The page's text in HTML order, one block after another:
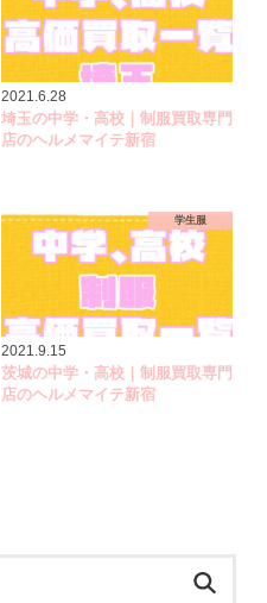
2021.6.28
埼玉の中学・高校｜制服買取専門
店のヘルメマイテ新宿
学生服
2021.9.15
茨城の中学・高校｜制服買取専門
店のヘルメマイテ新宿